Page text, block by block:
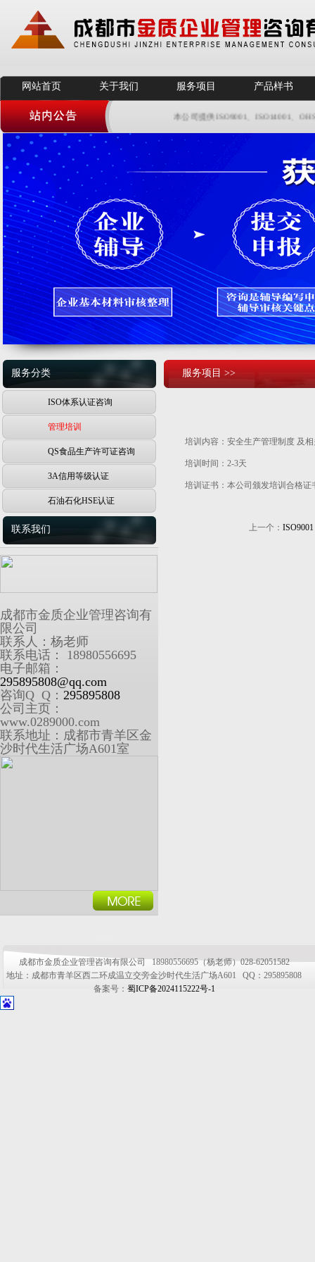
网站首页 关于我们 服务项目 产品样书
本公司提供ISO9001、ISO14001、
服务分类
ISO体系认证咨询
管理培训
QS食品生产许可证咨询
3A信用等级认证
石油石化HSE认证
联系我们
成都市金质企业管理咨询有
限公司
联系人：杨老师
联系电话： 18980556695
电子邮箱：
295895808@qq.com
咨询Q Q： 295895808
公司主页：
www.0289000.com
联系地址：成都市青羊区金
沙时代生活广场A601室
服务项目 >>
培训内容：安全生产管理制度 及
培训时间：2-3天
培训证书：本公司颁发培训合格证
上一个：
成都市金质企业管理咨询有限公司 18980556695（杨老师）028-62051582
地址：成都市青羊区西二环成温立交旁金沙时代生活广场A601 QQ：295895808
备案号： 蜀ICP备2024115222号-1